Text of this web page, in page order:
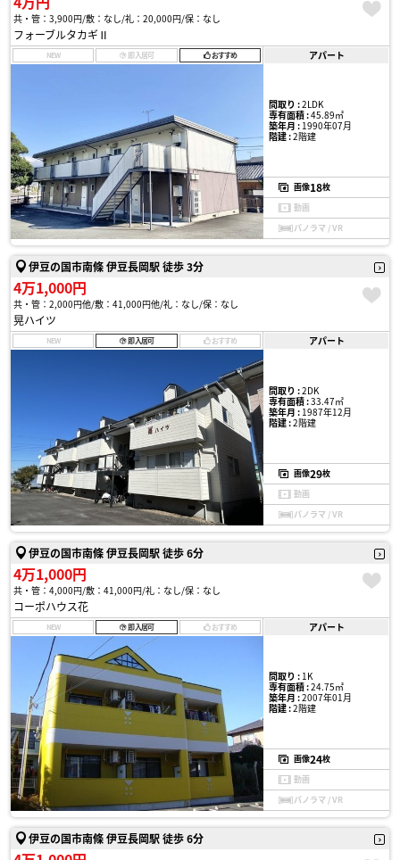
共・管：3,900円 敷：なし 礼：20,000円 保：なし
フォーブルタカギⅡ
NEW 即入居可 おすすめ アパート
間取り :2LDK
専有面積 :45.89㎡
築年月 :1990年07月
階建 :2階建
画像18枚
動画
パノラマ / VR
伊豆の国市南條 伊豆長岡駅 徒歩 3分
4万1,000円
共・管：2,000円他 敷：41,000円他 礼：なし 保：なし
晃ハイツ
NEW 即入居可 おすすめ アパート
間取り :2DK
専有面積 :33.47㎡
築年月 :1987年12月
階建 :2階建
画像29枚
動画
パノラマ / VR
伊豆の国市南條 伊豆長岡駅 徒歩 6分
4万1,000円
共・管：4,000円 敷：41,000円 礼：なし 保：なし
コーポハウス花
NEW 即入居可 おすすめ アパート
間取り :1K
専有面積 :24.75㎡
築年月 :2007年01月
階建 :2階建
画像24枚
動画
パノラマ / VR
伊豆の国市南條 伊豆長岡駅 徒歩 6分